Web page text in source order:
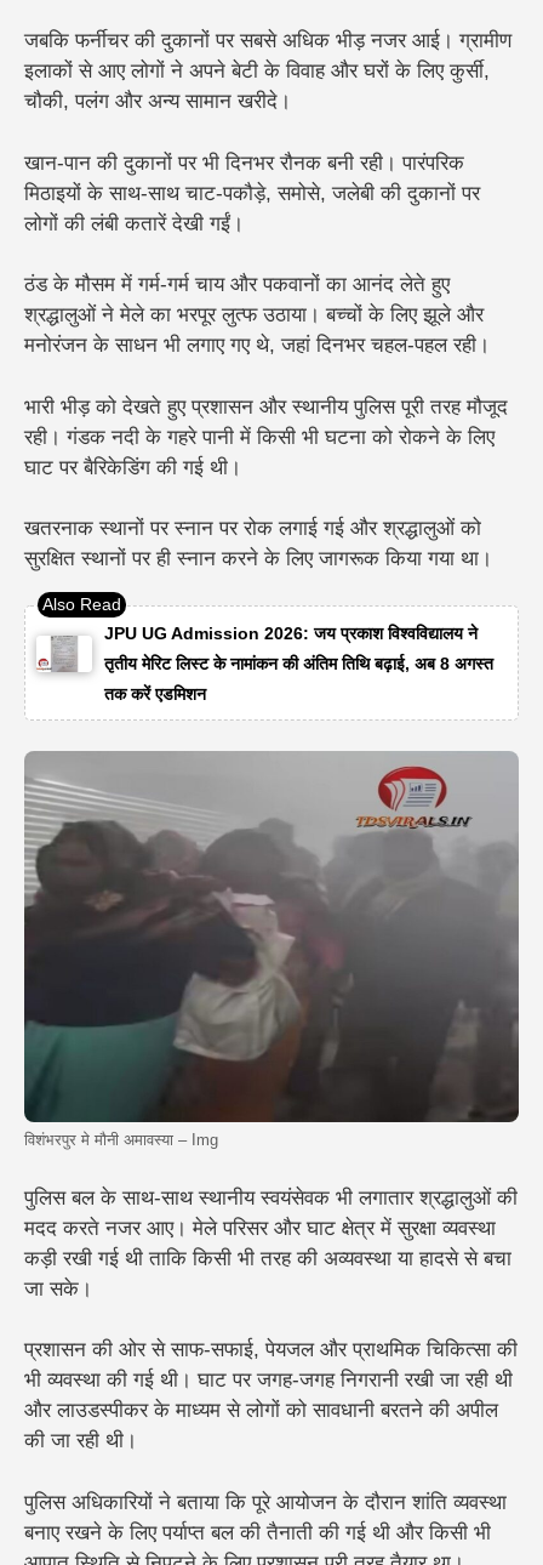
जबकि फर्नीचर की दुकानों पर सबसे अधिक भीड़ नजर आई। ग्रामीण
इलाकों से आए लोगों ने अपने बेटी के विवाह और घरों के लिए कुर्सी,
चौकी, पलंग और अन्य सामान खरीदे।
खान-पान की दुकानों पर भी दिनभर रौनक बनी रही। पारंपरिक
मिठाइयों के साथ-साथ चाट-पकौड़े, समोसे, जलेबी की दुकानों पर
लोगों की लंबी कतारें देखी गईं।
ठंड के मौसम में गर्म-गर्म चाय और पकवानों का आनंद लेते हुए
श्रद्धालुओं ने मेले का भरपूर लुत्फ उठाया। बच्चों के लिए झूले और
मनोरंजन के साधन भी लगाए गए थे, जहां दिनभर चहल-पहल रही।
भारी भीड़ को देखते हुए प्रशासन और स्थानीय पुलिस पूरी तरह मौजूद
रही। गंडक नदी के गहरे पानी में किसी भी घटना को रोकने के लिए
घाट पर बैरिकेडिंग की गई थी।
खतरनाक स्थानों पर स्नान पर रोक लगाई गई और श्रद्धालुओं को
सुरक्षित स्थानों पर ही स्नान करने के लिए जागरूक किया गया था।
JPU UG Admission 2026: जय प्रकाश विश्वविद्यालय ने
तृतीय मेरिट लिस्ट के नामांकन की अंतिम तिथि बढ़ाई, अब 8 अगस्त
तक करें एडमिशन
विशंभरपुर मे मौनी अमावस्या – Img
पुलिस बल के साथ-साथ स्थानीय स्वयंसेवक भी लगातार श्रद्धालुओं की
मदद करते नजर आए। मेले परिसर और घाट क्षेत्र में सुरक्षा व्यवस्था
कड़ी रखी गई थी ताकि किसी भी तरह की अव्यवस्था या हादसे से बचा
जा सके।
प्रशासन की ओर से साफ-सफाई, पेयजल और प्राथमिक चिकित्सा की
भी व्यवस्था की गई थी। घाट पर जगह-जगह निगरानी रखी जा रही थी
और लाउडस्पीकर के माध्यम से लोगों को सावधानी बरतने की अपील
की जा रही थी।
पुलिस अधिकारियों ने बताया कि पूरे आयोजन के दौरान शांति व्यवस्था
बनाए रखने के लिए पर्याप्त बल की तैनाती की गई थी और किसी भी